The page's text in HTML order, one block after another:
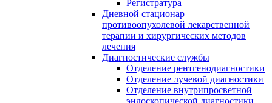
Регистратура
Дневной стационар
противоопухолевой лекарственной
терапии и хирургических методов
лечения
Диагностические службы
Отделение рентгенодиагностики
Отделение лучевой диагностики
Отделение внутрипросветной
эндоскопической диагностики